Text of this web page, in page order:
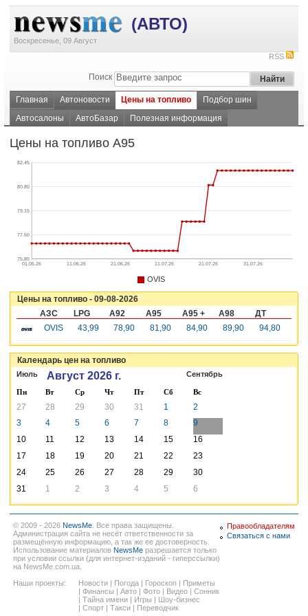
(АВТО)
Воскресенье, 09 Август
RSS
Поиск
Главная Автоновости Цены на топливо
Подбор шин
Автосалоны
АвтоБазар Полезная информация
Цены на топливо А95
75.85
77.50
79.15
80.80
82.45
01.06.26 11.06.26 21.06.26 11.07.26 21.07.26 31.07.26
OVIS
Цены на топливо - 09-08-2026
АЗС
LPG A92 A95 A95 + A98
ДТ
OVIS
43,99 78,90 81,90 84,90 89,90 94,80
Календарь цен на топливо
Июль Август 2026 г. Сентябрь
Пн Вт Ср Чт Пт Сб Вс
27 28 29 30 31 1
2
3
4 5 6 7 8
9
10
11 12 13 14 15
16
17
18 19 20 21 22
23
24
25 26 27 28 29
30
31
1 2 3 4 5 6
© 2009 - 2026 NewsMe . Все права защищены.
Администрация сайта не несёт ответственности за
размещённую информацию, а так же ее достоверность.
Использование материалов NewsMe разрешается только
при условии ссылки (для интернет-изданий - гиперссылки)
на NewsMe.com.ua.
Наши проекты:
Новости | Погода | Гороскоп | Приметы
| Финансы | Авто | Фото | Видео | Сонник
| Тайна имени | Игры | Шоу-бизнес
| Спорт | Такси | Переводчик
Правообладателям
Связаться с нами